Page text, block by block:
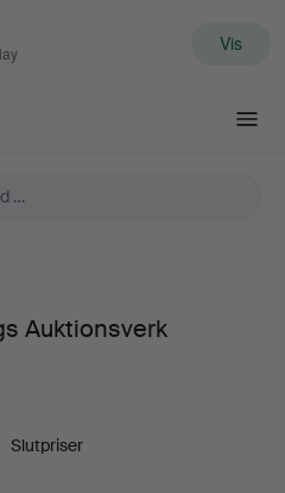
Vis
Auktionsverk
Slutpriser